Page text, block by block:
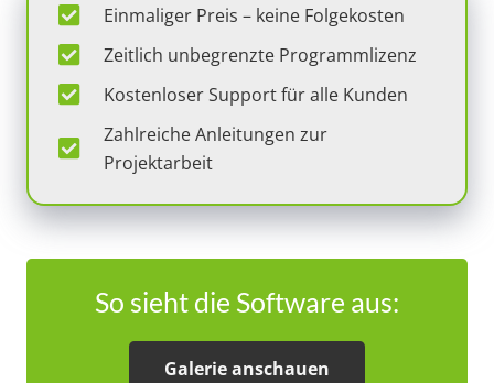
Einmaliger Preis – keine Folgekosten
Zeitlich unbegrenzte Programmlizenz
Kostenloser Support für alle Kunden
Zahlreiche Anleitungen zur
Projektarbeit
So sieht die Software aus:
Galerie anschauen